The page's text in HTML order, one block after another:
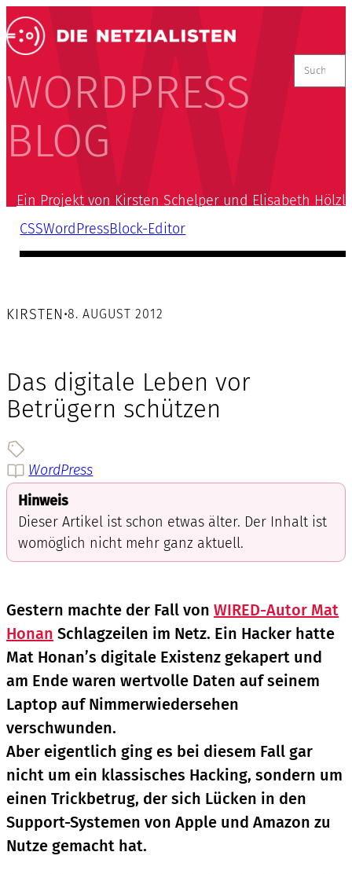
WORDPRESS
BLOG
nach:
Ein Projekt von Kirsten Schelper und Elisabeth Hölzl
CSSWordPressBlock-Editor
KIRSTEN•8. AUGUST 2012
Das digitale Leben vor
Betrügern schützen
WordPress
Hinweis
Dieser Artikel ist schon etwas älter. Der Inhalt ist
womöglich nicht mehr ganz aktuell.
Gestern machte der Fall von WIRED-Autor Mat
Honan Schlagzeilen im Netz. Ein Hacker hatte
Mat Honan’s digitale Existenz gekapert und
am Ende waren wertvolle Daten auf seinem
Laptop auf Nimmerwiedersehen
verschwunden.
Aber eigentlich ging es bei diesem Fall gar
nicht um ein klassisches Hacking, sondern um
einen Trickbetrug, der sich Lücken in den
Support-Systemen von Apple und Amazon zu
Nutze gemacht hat.